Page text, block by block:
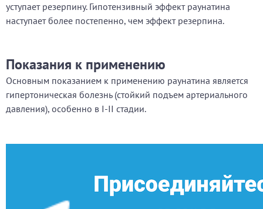
уступает резерпину. Гипотензивный эффект раунатина
наступает более постепенно, чем эффект резерпина.
Показания к применению
Основным показанием к применению раунатина является
гипертоническая болезнь (стойкий подъем артериального
давления), особенно в I-II стадии.